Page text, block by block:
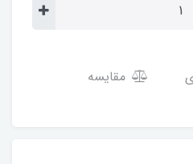
مقایسه